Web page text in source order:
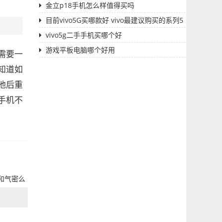
要一
道如
后重
机不
气密么
金立p18手机怎么样值得买吗
目前vivo5G买哪款好 vivo最建议购买的系列5
G vivo5g二手手机买哪个好
游戏平板电脑哪个好用